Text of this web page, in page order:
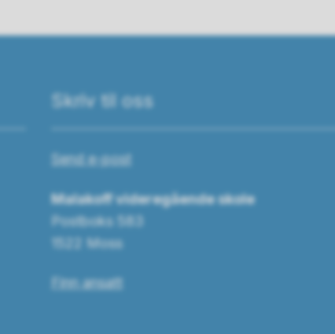
Skriv til oss
Send e-post
Malakoff videregående skole
Postboks 583
1522 Moss
Finn ansatt